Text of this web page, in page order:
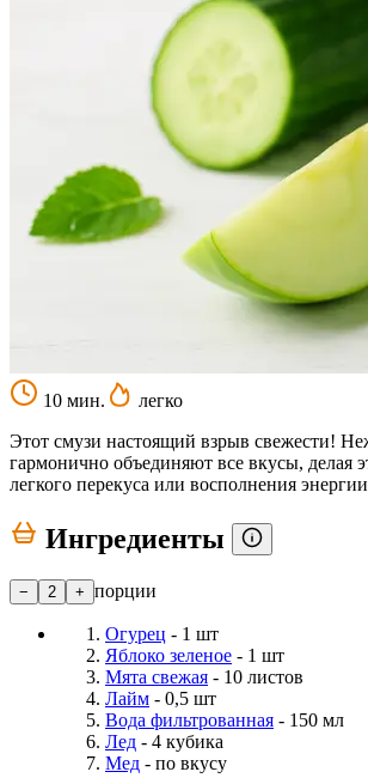
10 мин.
легко
Этот смузи настоящий взрыв свежести!
гармонично объединяют все вкусы, делая
легкого перекуса или восполнения
Ингредиенты
− 2 + порции
Огурец - 1 шт
Яблоко зеленое - 1 шт
Мята свежая - 10 листов
Лайм - 0,5 шт
Вода фильтрованная - 150 мл
Лед - 4 кубика
Мед - по вкусу